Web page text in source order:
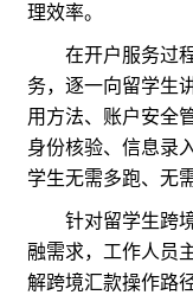
理效率。
在开户服务过程
务，逐一向留学生
用方法、账户安全
身份核验、信息录
学生无需多跑、无
针对留学生跨境
融需求，工作人员
解跨境汇款操作路